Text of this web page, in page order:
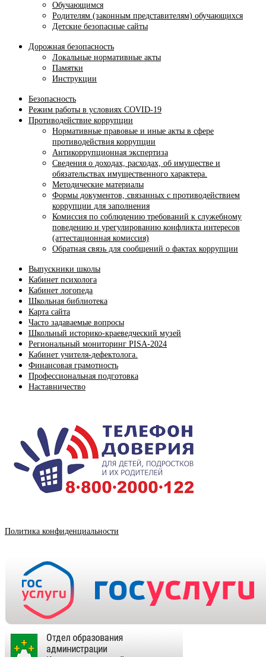
Обучающимся
Родителям (законным представителям) обучающихся
Детские безопасные сайты
Дорожная безопасность
Локальные нормативные акты
Памятки
Инструкции
Безопасность
Режим работы в условиях COVID-19
Противодействие коррупции
Нормативные правовые и иные акты в сфере
противодействия коррупции
Антикоррупционная экспертиза
Сведения о доходах, расходах, об имуществе и
обязательствах имущественного характера.
Методические материалы
Формы документов, связанных с противодействием
коррупции для заполнения
Комиссия по соблюдению требований к служебному
поведению и урегулированию конфликта интересов
(аттестационная комиссия)
Обратная связь для сообщений о фактах коррупции
Выпускники школы
Кабинет психолога
Кабинет логопеда
Школьная библиотека
Карта сайта
Часто задаваемые вопросы
Школьный историко-краеведческий музей
Региональный мониторинг PISA-2024
Кабинет учителя-дефектолога.
Финансовая грамотность
Профессиональная подготовка
Наставничество
Политика конфиденциальности